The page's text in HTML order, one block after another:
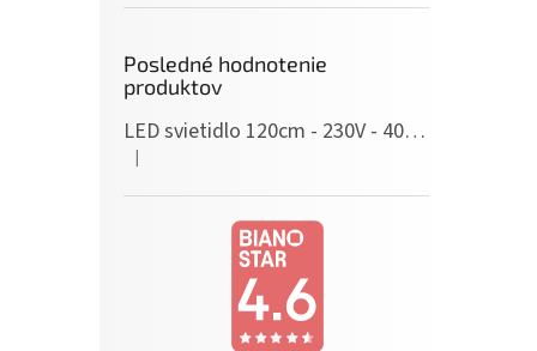
Posledné hodnotenie
produktov
LED svietidlo 120cm - 230V - 40W - IP20 - neutrálna biela
Hodnotenie produktu je 5 z 5 hviezdičiek.
|